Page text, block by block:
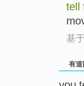
tell
基
有道